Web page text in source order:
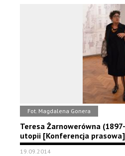
Fot. Magdalena Gonera
Teresa Żarnowerówna
utopii [Konferencja prasowa]
19.09.2014